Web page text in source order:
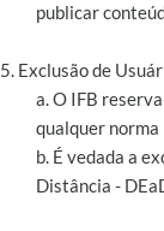
publicar
5. Exclusão de
a. O IFB
qualquer norma
b. É vedada a
Distância -